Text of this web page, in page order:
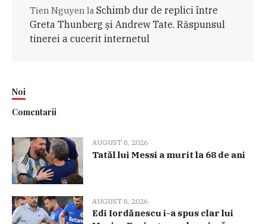
Tien Nguyenla Schimb dur de replici între
Greta Thunberg și Andrew Tate. Răspunsul
tinerei a cucerit internetul
Noi
Comentarii
AUGUST 8, 2026
Tatăl lui Messi a murit la 68 de ani
AUGUST 8, 2026
Edi Iordănescu i-a spus clar lui